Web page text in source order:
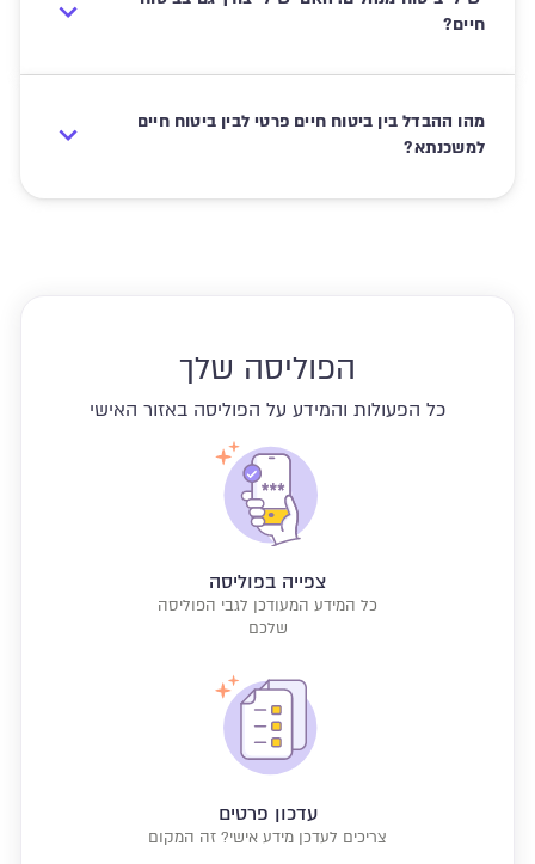
חיים?
מהו ההבדל בין ביטוח חיים פרטי לבין ביטוח חיים
למשכנתא?
הפוליסה שלך
כל הפעולות והמידע על הפוליסה באזור האישי
צפייה בפוליסה
כל המידע המעודכן לגבי הפוליסה
שלכם
עדכון פרטים
צריכים לעדכן מידע אישי? זה המקום